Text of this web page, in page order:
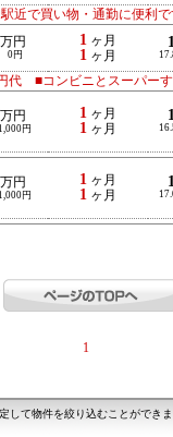
近で買い物・通勤に便利で
万円
0円
1 ヶ月
1 ヶ月
■コンビニとスーパーす
万円
円
1 ヶ月
1 ヶ月
万円
円
1 ヶ月
1 ヶ月
1
して物件を絞り込むことができ